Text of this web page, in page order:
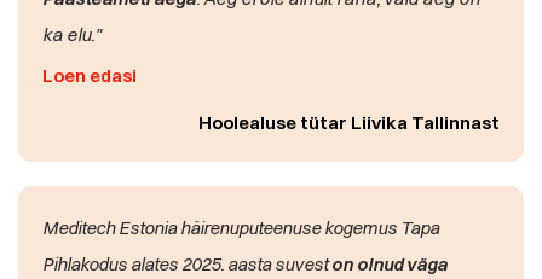
ka elu."
Loen edasi
Hoolealuse tütar Liivika Tallinnast
Meditech Estonia häirenuputeenuse kogemus Tapa
Pihlakodus alates 2025. aasta suveston olnud väga